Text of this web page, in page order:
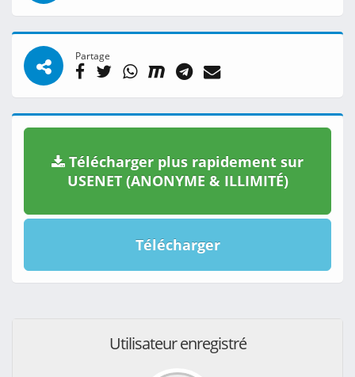
Partage
Télécharger plus rapidement sur
USENET (ANONYME & ILLIMITÉ)
Télécharger
Utilisateur enregistré